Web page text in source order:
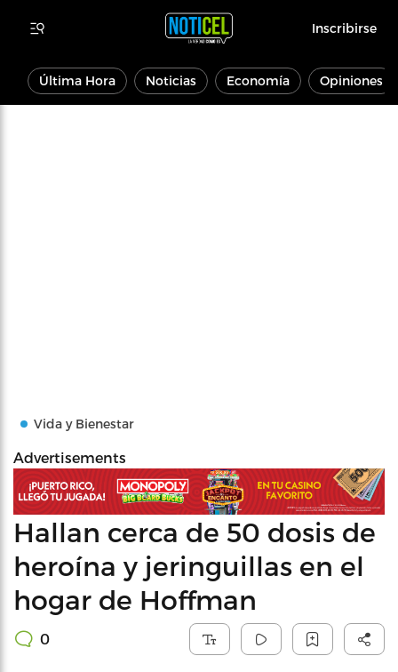
Inscribirse
Última Hora Noticias Economía Opiniones
Vida y Bienestar
Advertisements
Hallan cerca de 50 dosis de
heroína y jeringuillas en el
hogar de Hoffman
0